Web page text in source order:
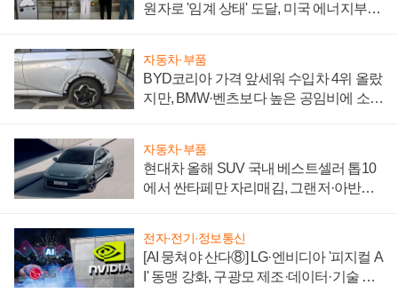
원자로 '임계 상태' 도달, 미국 에너지부
자동차·부품
BYD코리아 가격 앞세워 수입차 4위 올랐
지만, BMW·벤츠보다 높은 공임비에 소비
자동차·부품
현대차 올해 SUV 국내 베스트셀러 톱10
에서 싼타페만 자리매김, 그랜저·아반떼
전자·전기·정보통신
[AI 뭉쳐야 산다⑧] LG·엔비디아 '피지컬 A
I' 동맹 강화, 구광모 제조·데이터·기술 결